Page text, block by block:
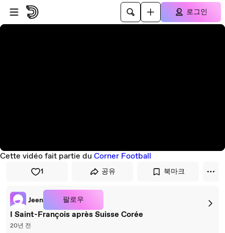
플레이어로 건너뛰기
본문으로 건너뛰기
로그인
Cette vidéo fait partie du Corner Football
1 공유 북마크
Jeen 팔로우
I Saint-François après Suisse Corée
20년 전